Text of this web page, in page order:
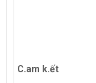
C.am k.ết